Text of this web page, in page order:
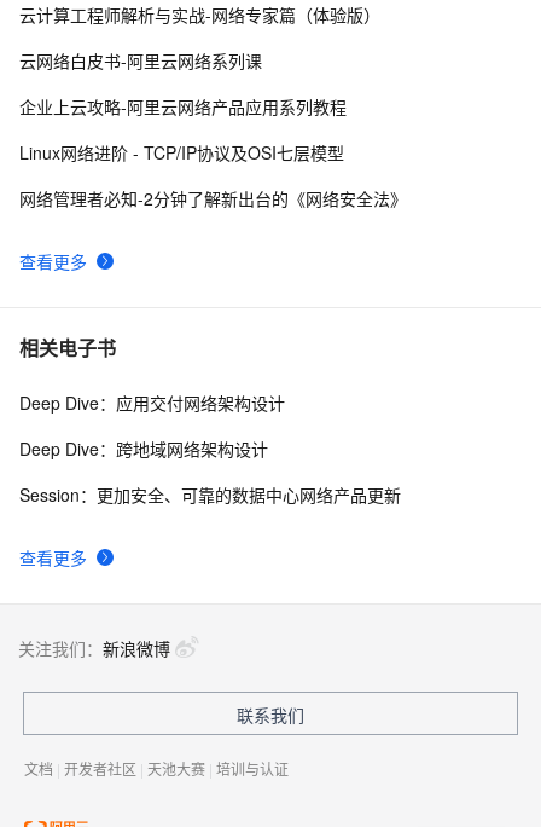
助
10网络编程懒人入门(十四)：到底什么是Socket？一文即
查看更多
云计算工程师解析与实战-网络专家篇（体验版）
云网络白皮书-阿里云网络系列课
企业上云攻略-阿里云网络产品应用系列教程
Linux网络进阶 - TCP/IP协议及OSI七层模型
网络管理者必知-2分钟了解新出台的《网络安全法》
相关电子书
查看更多
Deep Dive：应用交付网络架构设计
Deep Dive：跨地域网络架构设计
Session：更加安全、可靠的数据中心网络产品更新
关注我们： 新浪微博
联系我们
文档 | 开发者社区 | 天池大赛 | 培训与认证